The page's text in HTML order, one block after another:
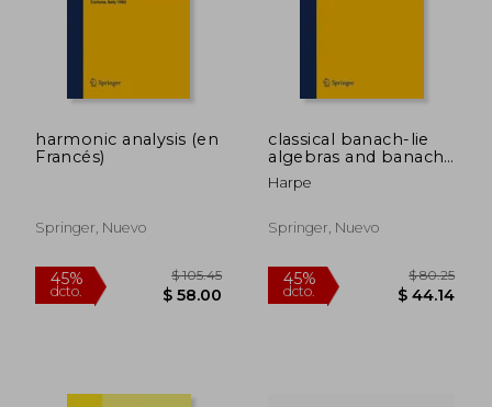
40%
harmonic analysis (en
Francés)
Springer, Nuevo
classical banach-lie
algebras and banach-
lie groups of
operators in hilbert
Harpe
Springer, Nuevo